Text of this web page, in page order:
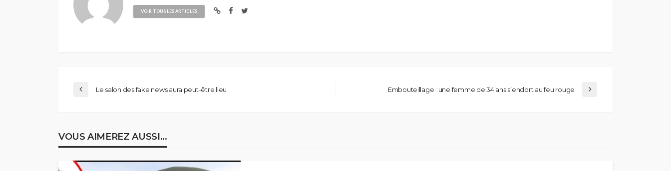
VOIR TOUS LES ARTICLES
Le salon des fake news aura peut-être lieu Embouteillage : une femme de 34 ans s’endort au feu rouge
VOUS AIMEREZ AUSSI...